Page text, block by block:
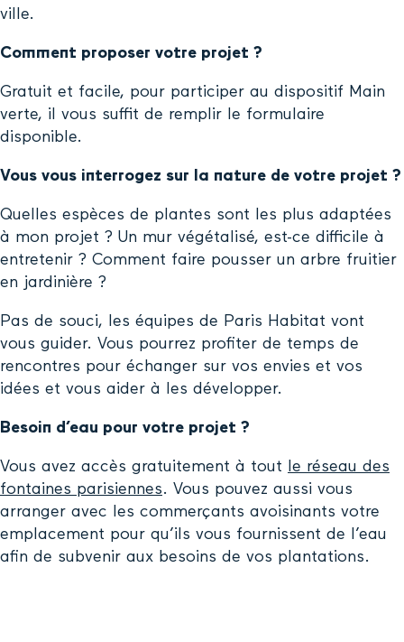
ville.
Comment proposer votre projet ?
Gratuit et facile, pour participer au dispositif Main
verte, il vous suffit de remplir le formulaire
disponible.
Vous vous interrogez sur la nature de votre projet ?
Quelles espèces de plantes sont les plus adaptées
à mon projet ? Un mur végétalisé, est-ce difficile à
entretenir ? Comment faire pousser un arbre fruitier
en jardinière ?
Pas de souci, les équipes de Paris Habitat vont
vous guider. Vous pourrez profiter de temps de
rencontres pour échanger sur vos envies et vos
idées et vous aider à les développer.
Besoin d’eau pour votre projet ?
Vous avez accès gratuitement à tout
le réseau des
fontaines parisiennes. Vous pouvez aussi vous
arranger avec les commerçants avoisinants votre
emplacement pour qu’ils vous fournissent de l’eau
afin de subvenir aux besoins de vos plantations.